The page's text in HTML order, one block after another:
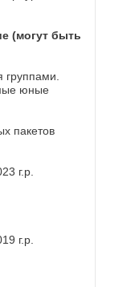
(могут быть
группами.
юные
пакетов
г.р.
г.р.